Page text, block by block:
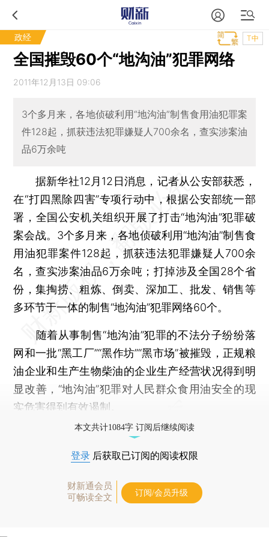
政经 T中
全国摧毁60个“地沟油”犯罪网络
2011年12月13日 09:06
3个多月来，各地侦破利用“地沟油”制售食用油犯罪案
件128起，抓获违法犯罪嫌疑人700余名，查实涉案油
品6万余吨
据新华社12月12日消息，记者从公安部获悉，
在“打四黑除四害”专项行动中，根据公安部统一部
署，全国公安机关组织开展了打击“地沟油”犯罪破
案会战。3个多月来，各地侦破利用“地沟油”制售食
用油犯罪案件128起，抓获违法犯罪嫌疑人700余
名，查实涉案油品6万余吨；打掉涉及全国28个省
份，集掏捞、粗炼、倒卖、深加工、批发、销售等
多环节于一体的制售“地沟油”犯罪网络60个。
随着从事制售“地沟油”犯罪的不法分子纷纷落
网和一批“黑工厂”“黑作坊”“黑市场”被摧毁，正规粮
油企业和生产生物柴油的企业生产经营状况得到明
显改善，“地沟油”犯罪对人民群众食用油安全的现
实危害得到有效遏制。
本文共计1084字 订阅后继续阅读
登录 后获取已订阅的阅读权限
财新通会员
可畅读全文
订阅/会员升级